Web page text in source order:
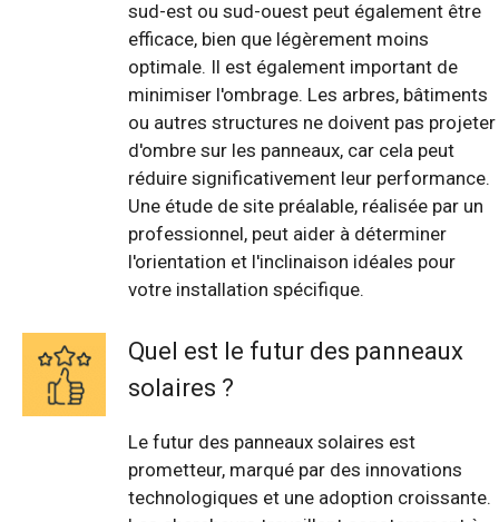
sud-est ou sud-ouest peut également être
efficace, bien que légèrement moins
optimale. Il est également important de
minimiser l'ombrage. Les arbres, bâtiments
ou autres structures ne doivent pas projeter
d'ombre sur les panneaux, car cela peut
réduire significativement leur performance.
Une étude de site préalable, réalisée par un
professionnel, peut aider à déterminer
l'orientation et l'inclinaison idéales pour
votre installation spécifique.
Quel est le futur des panneaux
solaires ?
Le futur des panneaux solaires est
prometteur, marqué par des innovations
technologiques et une adoption croissante.